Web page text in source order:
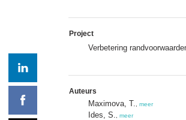
Project
Verbetering
Auteurs
Maximova, T. meer
Ides, S. meer